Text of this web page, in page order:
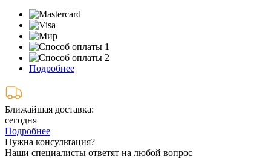
Подробнее
Ближайшая доставка:
сегодня
Подробнее
Нужна консультация?
Наши специалисты ответят на любой вопрос